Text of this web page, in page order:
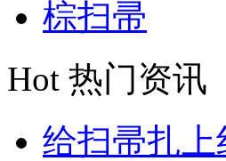
棕扫帚
Hot 热门资讯
给扫帚扎